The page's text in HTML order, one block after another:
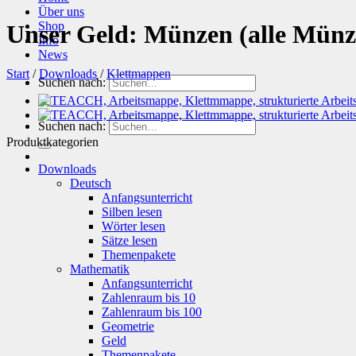
Über uns
Shop
Info
News
Suchen nach:
Suchen nach:
Unser Geld: Münzen (alle
Start / Downloads / Klettmappen
Produktkategorien
Downloads
Deutsch
Anfangsunterricht
Silben lesen
Wörter lesen
Sätze lesen
Themenpakete
Mathematik
Anfangsunterricht
Zahlenraum bis 10
Zahlenraum bis 100
Geometrie
Geld